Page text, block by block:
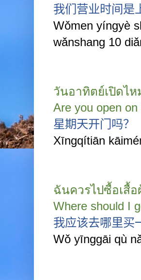
我们营业时间是
Wǒmen yíngyè
wǎnshang 10
วันอาทิตย์เปิดไห
Are you open
星期天开门吗？
Xīngqítiān
ฉันควรไปซื้อเสื้
Where should I
我应该去哪里买
Wǒ yīnggāi qù